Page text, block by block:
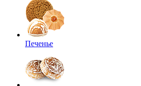
Печенье